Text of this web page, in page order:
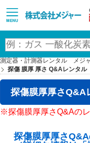
測定器・計測器レンタル メジ
探傷 膜厚 厚さ Q&Aレンタル
探傷膜厚厚さQ&A
※探傷膜厚厚さQ&Aの
探傷膜厚厚さ